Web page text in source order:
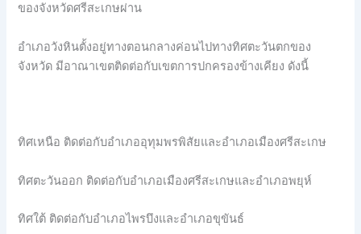
ของจังหวัดศรีสะเกษผ่าน
อำเภอวังหินตั้งอยู่ทางตอนกลางค่อนไปทางทิศตะวันตกของ
จังหวัด มีอาณาเขตติดต่อกับเขตการปกครองข้างเคียง ดังนี้
ทิศเหนือ ติดต่อกับอำเภออุทุมพรพิสัยและอำเภอเมืองศรีสะเกษ
ทิศตะวันออก ติดต่อกับอำเภอเมืองศรีสะเกษและอำเภอพยุห์
ทิศใต้ ติดต่อกับอำเภอไพรบึงและอำเภอขุขันธ์